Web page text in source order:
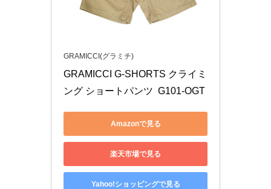
GRAMICCI(グラミチ)
GRAMICCI G-SHORTS クライミ
ング ショートパンツ  G101-OGT
Amazonで見る
楽天市場で見る
Yahoo!ショッピングで見る